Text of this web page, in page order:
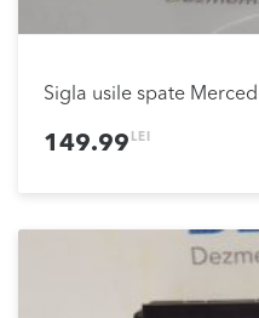
Sigla usile spate
149.99 LEI